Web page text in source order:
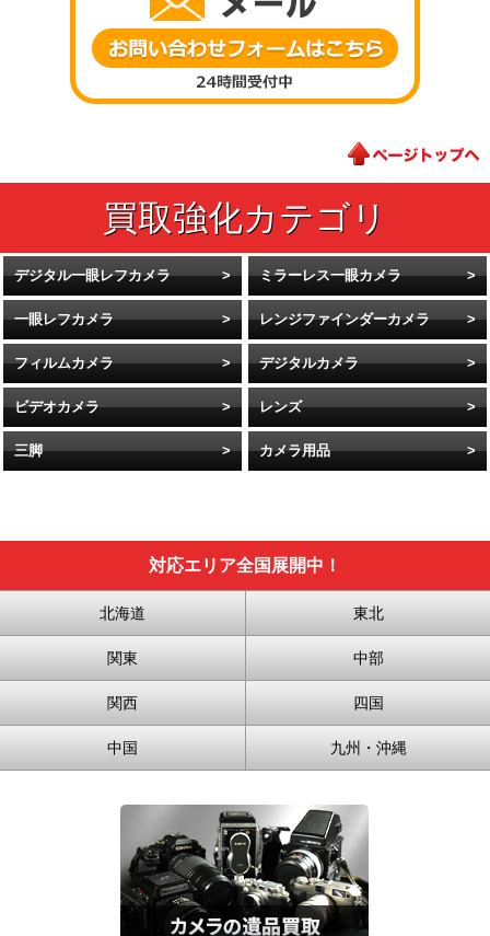
デジタル一眼レフカメラ ミラーレス一眼カメラ
一眼レフカメラ レンジファインダーカメラ
フィルムカメラ デジタルカメラ
ビデオカメラ レンズ
三脚 カメラ用品
対応エリア全国展開中！
北海道 東北
関東 中部
関西 四国
中国 九州・沖縄